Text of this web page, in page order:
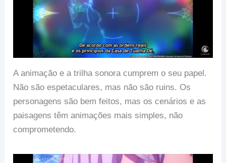
A animação e a trilha sonora cumprem o seu papel.
Não são espetaculares, mas não são ruins. Os
personagens são bem feitos, mas os cenários e as
paisagens têm animações mais simples, não
comprometendo.